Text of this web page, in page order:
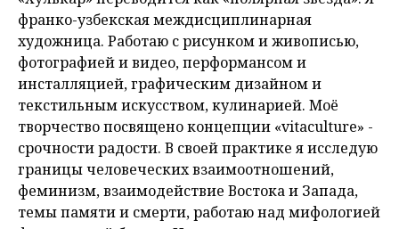
франко-узбекская междисциплинарная
художница. Работаю с рисунком и живописью,
фотографией и видео, перформансом и
инсталляцией, графическим дизайном и
текстильным искусством, кулинарией. Моё
творчество посвящено концепции «vitaculture» -
срочности радости. В своей практике я исследую
границы человеческих взаимоотношений,
феминизм, взаимодействие Востока и Запада,
темы памяти и смерти, работаю над мифологией